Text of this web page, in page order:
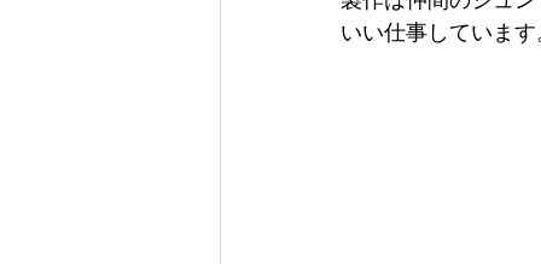
いい仕事しています